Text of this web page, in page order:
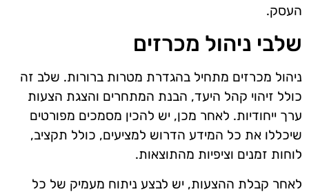
העסק.
שלבי ניהול מכרזים
ניהול מכרזים מתחיל בהגדרת מטרות ברורות. שלב זה
כולל זיהוי קהל היעד, הבנת המתחרים והצגת הצעות
ערך ייחודיות. לאחר מכן, יש להכין מסמכים מפורטים
שיכללו את כל המידע הדרוש למציעים, כולל תקציב,
לוחות זמנים וציפיות מהתוצאות.
לאחר קבלת ההצעות, יש לבצע ניתוח מעמיק של כל